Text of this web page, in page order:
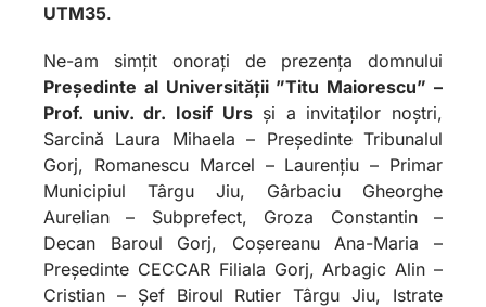
UTM35.
Ne-am simțit onorați de prezența domnului
Președinte al Universității ”Titu Maiorescu” –
Prof. univ. dr. Iosif Ursși a invitaților noștri,
Sarcină Laura Mihaela – Președinte Tribunalul
Gorj, Romanescu Marcel – Laurențiu – Primar
Municipiul Târgu Jiu, Gârbaciu Gheorghe
Aurelian – Subprefect, Groza Constantin –
Decan Baroul Gorj, Coșereanu Ana-Maria –
Președinte CECCAR Filiala Gorj, Arbagic Alin –
Cristian – Șef Biroul Rutier Târgu Jiu, Istrate